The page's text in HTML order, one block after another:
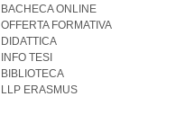
BACHECA ONLINE
OFFERTA FORMATIVA
DIDATTICA
INFO TESI
BIBLIOTECA
LLP ERASMUS